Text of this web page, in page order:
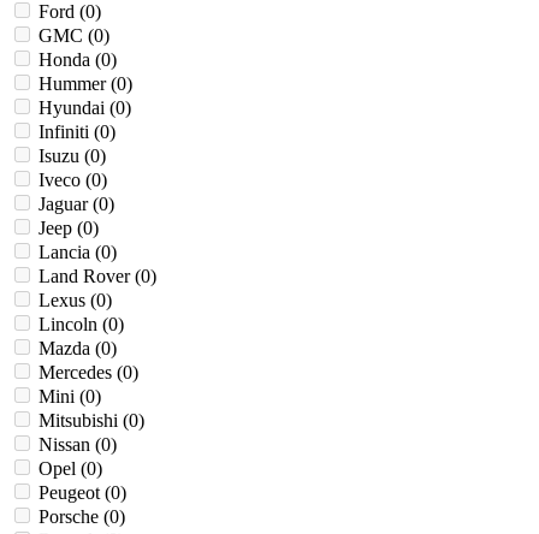
Ford (0)
GMC (0)
Honda (0)
Hummer (0)
Hyundai (0)
Infiniti (0)
Isuzu (0)
Iveco (0)
Jaguar (0)
Jeep (0)
Lancia (0)
Land Rover (0)
Lexus (0)
Lincoln (0)
Mazda (0)
Mercedes (0)
Mini (0)
Mitsubishi (0)
Nissan (0)
Opel (0)
Peugeot (0)
Porsche (0)